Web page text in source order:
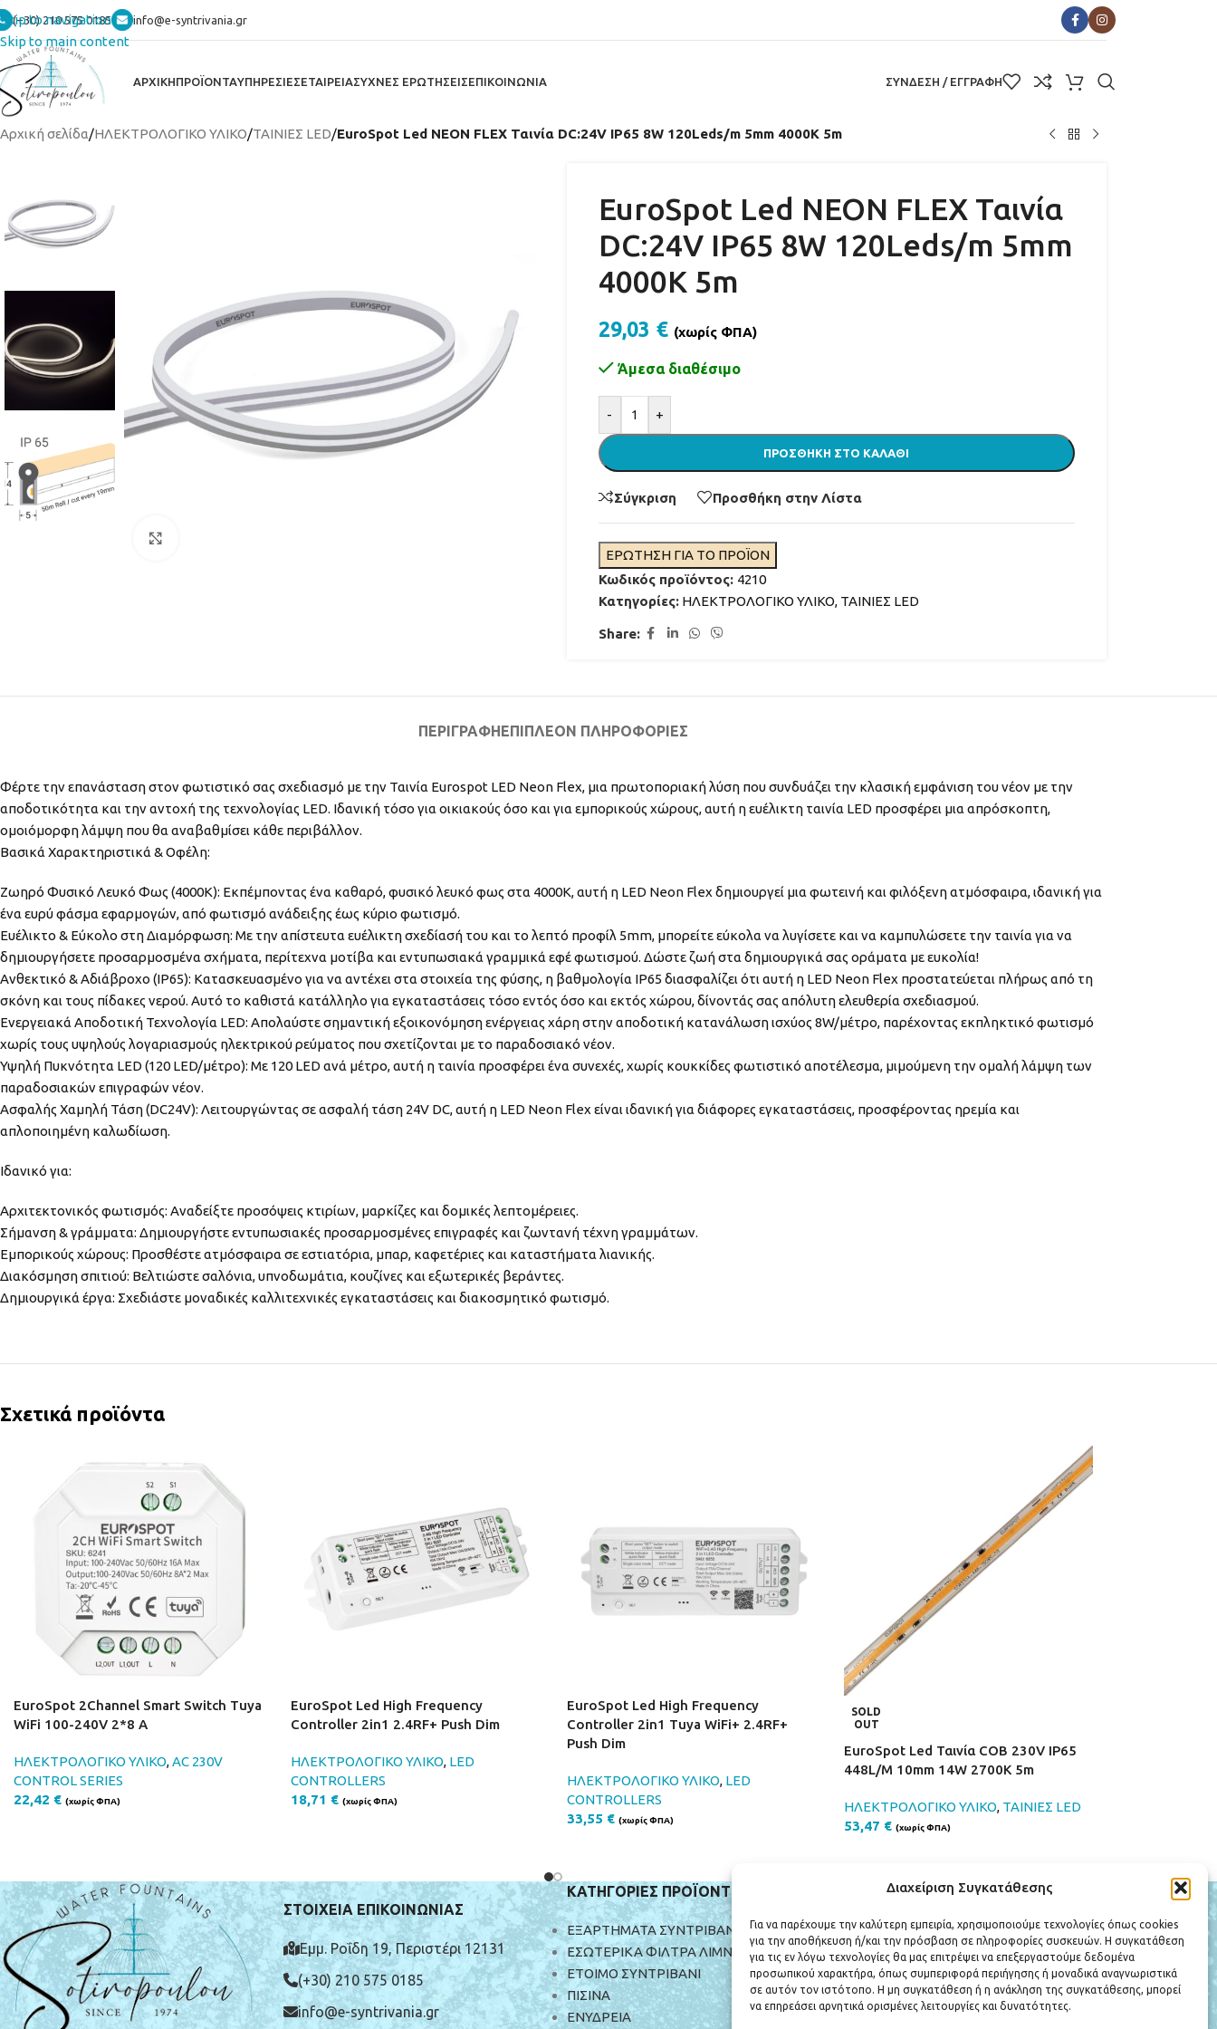
Διαχείριση Συγκατάθεσης
Για να παρέχουμε την καλύτερη εμπειρία, χρησιμοποιούμε τεχνολογίες όπως cookies
για την αποθήκευση ή/και την πρόσβαση σε πληροφορίες συσκευών. Η συγκατάθεση
για τις εν λόγω τεχνολογίες θα μας επιτρέψει να επεξεργαστούμε δεδομένα
προσωπικού χαρακτήρα, όπως συμπεριφορά περιήγησης ή μοναδικά αναγνωριστικά
σε αυτόν τον ιστότοπο. Η μη συγκατάθεση ή η ανάκληση της συγκατάθεσης, μπορεί
να επηρεάσει αρνητικά ορισμένες λειτουργίες και δυνατότητες.
Skip to navigation
Skip to main content
(+30) 210 575 0185 info@e-syntrivania.gr
ΑΡΧΙΚΗΠΡΟΪΟΝΤΑ
ΜΟΝΩΤΙΚΑ ΓΙΑ ΣΥΝΤΡΙΒΑΝΙ
ΥΠΗΡΕΣΙΕΣΕΤΑΙΡΕΙΑΣΥΧΝΕΣ ΕΡΩΤΗΣΕΙΣΕΠΙΚΟΙΝΩΝΙΑ ΣΥΝΔΕΣΗ / ΕΓΓΡΑΦΗ
Αρχική σελίδα/ΗΛΕΚΤΡΟΛΟΓΙΚΟ ΥΛΙΚΟ/ΤΑΙΝΙΕΣ LED/EuroSpot Led NEON FLEX Ταινία DC:24V IP65 8W 120Leds/m 5mm 4000K 5m
EuroSpot Led NEON FLEX Ταινία
DC:24V IP65 8W 120Leds/m 5mm
4000K 5m
29,03 € (χωρίς ΦΠΑ)
Άμεσα διαθέσιμο
- +
ΠΡΟΣΘΉΚΗ ΣΤΟ ΚΑΛΆΘΙ
Σύγκριση Προσθήκη στην Λίστα
ΕΡΩΤΗΣΗ ΓΙΑ ΤΟ ΠΡΟΪΟΝ
Κωδικός προϊόντος: 4210
Κατηγορίες: ΗΛΕΚΤΡΟΛΟΓΙΚΟ ΥΛΙΚΟ, ΤΑΙΝΙΕΣ LED
Share:
ΠΕΡΙΓΡΑΦΉΕΠΙΠΛΈΟΝ ΠΛΗΡΟΦΟΡΊΕΣ
Φέρτε την επανάσταση στον φωτιστικό σας σχεδιασμό με την Ταινία Eurospot LED Neon Flex, μια πρωτοποριακή λύση που συνδυάζει την κλασική εμφάνιση του νέον με την
αποδοτικότητα και την αντοχή της τεχνολογίας LED. Ιδανική τόσο για οικιακούς όσο και για εμπορικούς χώρους, αυτή η ευέλικτη ταινία LED προσφέρει μια απρόσκοπτη,
ομοιόμορφη λάμψη που θα αναβαθμίσει κάθε περιβάλλον.
Βασικά Χαρακτηριστικά & Οφέλη:
Ζωηρό Φυσικό Λευκό Φως (4000K): Εκπέμποντας ένα καθαρό, φυσικό λευκό φως στα 4000K, αυτή η LED Neon Flex δημιουργεί μια φωτεινή και φιλόξενη ατμόσφαιρα, ιδανική για
ένα ευρύ φάσμα εφαρμογών, από φωτισμό ανάδειξης έως κύριο φωτισμό.
Ευέλικτο & Εύκολο στη Διαμόρφωση: Με την απίστευτα ευέλικτη σχεδίασή του και το λεπτό προφίλ 5mm, μπορείτε εύκολα να λυγίσετε και να καμπυλώσετε την ταινία για να
δημιουργήσετε προσαρμοσμένα σχήματα, περίτεχνα μοτίβα και εντυπωσιακά γραμμικά εφέ φωτισμού. Δώστε ζωή στα δημιουργικά σας οράματα με ευκολία!
Ανθεκτικό & Αδιάβροχο (IP65): Κατασκευασμένο για να αντέχει στα στοιχεία της φύσης, η βαθμολογία IP65 διασφαλίζει ότι αυτή η LED Neon Flex προστατεύεται πλήρως από τη
σκόνη και τους πίδακες νερού. Αυτό το καθιστά κατάλληλο για εγκαταστάσεις τόσο εντός όσο και εκτός χώρου, δίνοντάς σας απόλυτη ελευθερία σχεδιασμού.
Ενεργειακά Αποδοτική Τεχνολογία LED: Απολαύστε σημαντική εξοικονόμηση ενέργειας χάρη στην αποδοτική κατανάλωση ισχύος 8W/μέτρο, παρέχοντας εκπληκτικό φωτισμό
χωρίς τους υψηλούς λογαριασμούς ηλεκτρικού ρεύματος που σχετίζονται με το παραδοσιακό νέον.
Υψηλή Πυκνότητα LED (120 LED/μέτρο): Με 120 LED ανά μέτρο, αυτή η ταινία προσφέρει ένα συνεχές, χωρίς κουκκίδες φωτιστικό αποτέλεσμα, μιμούμενη την ομαλή λάμψη των
παραδοσιακών επιγραφών νέον.
Ασφαλής Χαμηλή Τάση (DC24V): Λειτουργώντας σε ασφαλή τάση 24V DC, αυτή η LED Neon Flex είναι ιδανική για διάφορες εγκαταστάσεις, προσφέροντας ηρεμία και
απλοποιημένη καλωδίωση.
Ιδανικό για:
Αρχιτεκτονικός φωτισμός: Αναδείξτε προσόψεις κτιρίων, μαρκίζες και δομικές λεπτομέρειες.
Σήμανση & γράμματα: Δημιουργήστε εντυπωσιακές προσαρμοσμένες επιγραφές και ζωντανή τέχνη γραμμάτων.
Εμπορικούς χώρους: Προσθέστε ατμόσφαιρα σε εστιατόρια, μπαρ, καφετέριες και καταστήματα λιανικής.
Διακόσμηση σπιτιού: Βελτιώστε σαλόνια, υπνοδωμάτια, κουζίνες και εξωτερικές βεράντες.
Δημιουργικά έργα: Σχεδιάστε μοναδικές καλλιτεχνικές εγκαταστάσεις και διακοσμητικό φωτισμό.
Σχετικά προϊόντα
EuroSpot 2Channel Smart Switch Tuya
WiFi 100-240V 2*8 A
ΗΛΕΚΤΡΟΛΟΓΙΚΟ ΥΛΙΚΟ,AC 230V
CONTROL SERIES
22,42 € (χωρίς ΦΠΑ)
EuroSpot Led High Frequency
Controller 2in1 2.4RF+ Push Dim
ΗΛΕΚΤΡΟΛΟΓΙΚΟ ΥΛΙΚΟ, LED
CONTROLLERS
18,71 € (χωρίς ΦΠΑ)
EuroSpot Led High Frequency
Controller 2in1 Tuya WiFi+ 2.4RF+
Push Dim
ΗΛΕΚΤΡΟΛΟΓΙΚΟ ΥΛΙΚΟ, LED
CONTROLLERS
33,55 € (χωρίς ΦΠΑ)
SOLD
OUT
EuroSpot Led Ταινία COB 230V IP65
448L/M 10mm 14W 2700K 5m
ΗΛΕΚΤΡΟΛΟΓΙΚΟ ΥΛΙΚΟ, ΤΑΙΝΙΕΣ LED
53,47 € (χωρίς ΦΠΑ)
ΣΤΟΙΧΕΙΑ ΕΠΙΚΟΙΝΩΝΙΑΣ
Εμμ. Ροΐδη 19, Περιστέρι 12131
(+30) 210 575 0185
info@e-syntrivania.gr
ΚΑΤΗΓΟΡΙΕΣ ΠΡΟΪΟΝΤΩΝ
ΕΞΑΡΤΗΜΑΤΑ ΣΥΝΤΡΙΒΑΝΙΩΝ
ΕΣΩΤΕΡΙΚΑ ΦΙΛΤΡΑ ΛΙΜΝΗΣ
ΕΤΟΙΜΟ ΣΥΝΤΡΙΒΑΝΙ
ΠΙΣΙΝΑ
ΕΝΥΔΡΕΙΑ
ΕΞΥΠΗΡΕΤΗΣΗ ΠΕΛΑΤΩΝ
Ο Λογαριασμός μου
Πολιτική Επιστροφών
Όροι Χρήσης
Πολιτική Απορρήτου
Τρόποι Πληρωμής